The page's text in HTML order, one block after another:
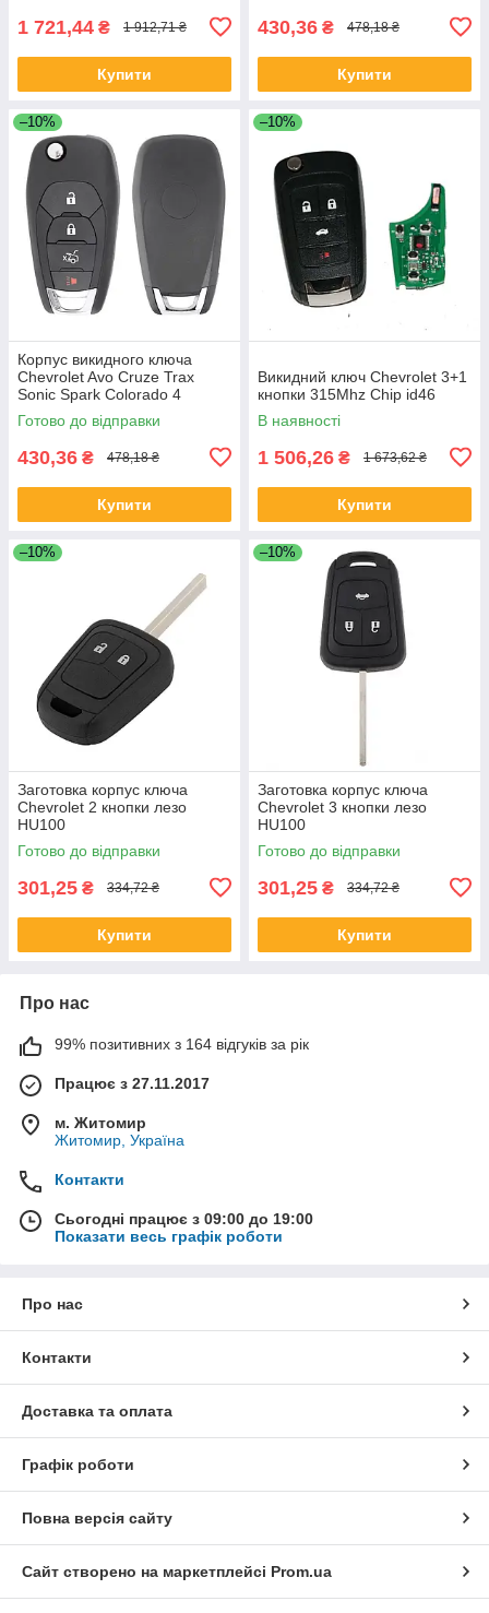
1 721,44 ₴ 1 912,71 ₴
Купити
430,36 ₴ 478,18 ₴
Купити
–10%
Корпус викидного ключа
Chevrolet Avo Cruze Trax
Sonic Spark Colorado 4
кнопки
Готово до відправки
430,36 ₴ 478,18 ₴
Купити
–10%
Викидний ключ Chevrolet 3+1
кнопки 315Mhz Chip id46
В наявності
1 506,26 ₴ 1 673,62 ₴
Купити
–10%
Заготовка корпус ключа
Chevrolet 2 кнопки лезо
HU100
Готово до відправки
301,25 ₴ 334,72 ₴
Купити
–10%
Заготовка корпус ключа
Chevrolet 3 кнопки лезо
HU100
Готово до відправки
301,25 ₴ 334,72 ₴
Купити
Про нас
99% позитивних з 164 відгуків за рік
Працює з 27.11.2017
м. Житомир
Житомир, Україна
Контакти
Сьогодні працює з 09:00 до 19:00
Показати весь графік роботи
Про нас
Контакти
Доставка та оплата
Графік роботи
Повна версія сайту
Сайт створено на маркетплейсі Prom.ua